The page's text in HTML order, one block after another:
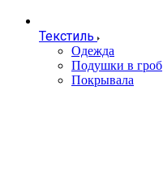
Текстиль
Одежда
Подушки в гроб
Покрывала